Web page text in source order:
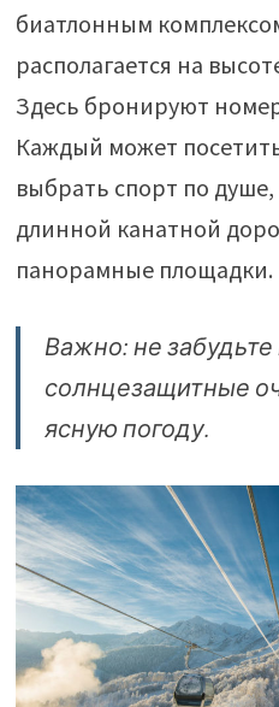
биатлонным
располагается на
Здесь бронируют
Каждый может
выбрать спорт по
длинной канатной
панорамные площадки.
Важно: не забудьте
солнцезащитные
ясную погоду.